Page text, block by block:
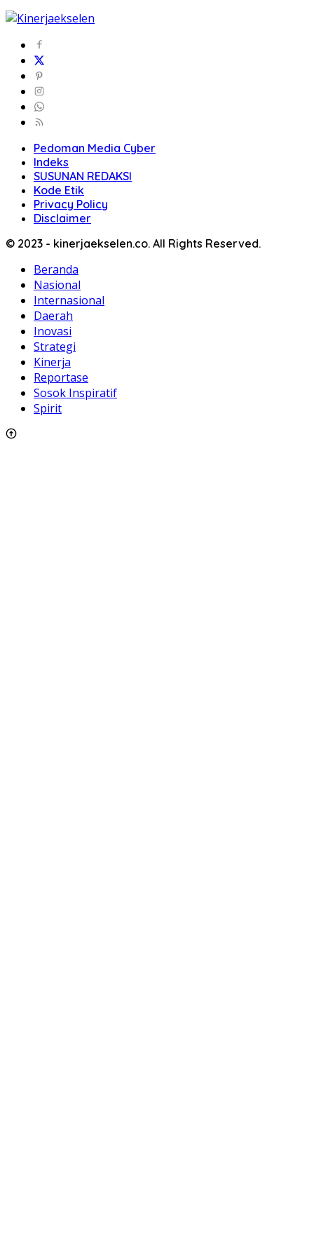
Pedoman Media Cyber
Indeks
SUSUNAN REDAKSI
Kode Etik
Privacy Policy
Disclaimer
© 2023 - kinerjaekselen.co. All Rights Reserved.
Beranda
Nasional
Internasional
Daerah
Inovasi
Strategi
Kinerja
Reportase
Sosok Inspiratif
Spirit